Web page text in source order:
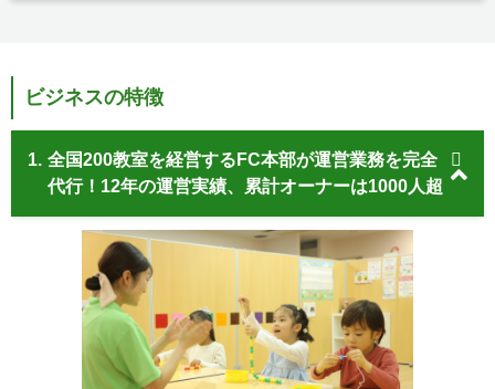
ビジネスの特徴
1. 全国200教室を経営するFC本部が運営業務を完全
代行！12年の運営実績、累計オーナーは1000人超